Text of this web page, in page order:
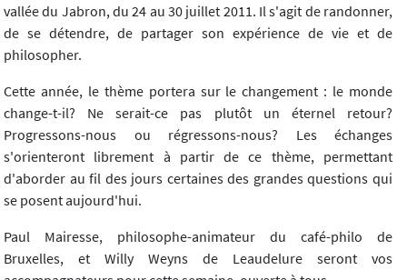
vallée du Jabron, du 24 au 30 juillet 2011. Il s'agit de randonner,
de se détendre, de partager son expérience de vie et de
philosopher.
Cette année, le thème portera sur le changement : le monde
change-t-il? Ne serait-ce pas plutôt un éternel retour?
Progressons-nous ou régressons-nous? Les échanges
s'orienteront librement à partir de ce thème, permettant
d'aborder au fil des jours certaines des grandes questions qui
se posent aujourd'hui.
Paul Mairesse, philosophe-animateur du café-philo de
Bruxelles, et Willy Weyns de Leaudelure seront vos